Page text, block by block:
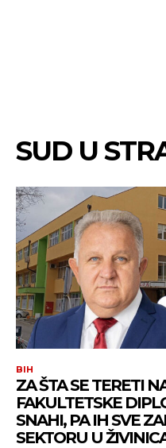
SUD U
BIH
ZA ŠTA SE TERETI
FAKULTETSKE
SNAHI, PA IH SVE
SEKTORU U